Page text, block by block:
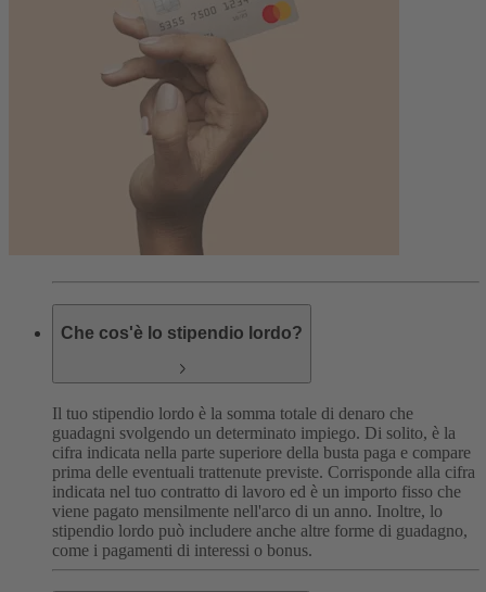
Che cos'è lo stipendio lordo?
Il tuo stipendio lordo è la somma totale di denaro che
guadagni svolgendo un determinato impiego. Di solito, è la
cifra indicata nella parte superiore della busta paga e compare
prima delle eventuali trattenute previste. Corrisponde alla cifra
indicata nel tuo contratto di lavoro ed è un importo fisso che
viene pagato mensilmente nell'arco di un anno. Inoltre, lo
stipendio lordo può includere anche altre forme di guadagno,
come i pagamenti di interessi o bonus.